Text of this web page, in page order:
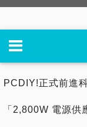
PCDIY!正式前進
「2,800W 電源